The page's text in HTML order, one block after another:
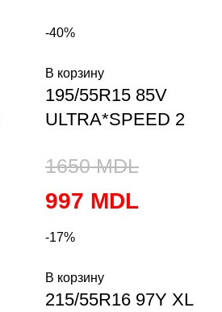
-40%
В корзину
195/55R15 85V
ULTRA*SPEED 2
1650MDL
997 MDL
-17%
В корзину
215/55R16 97Y XL